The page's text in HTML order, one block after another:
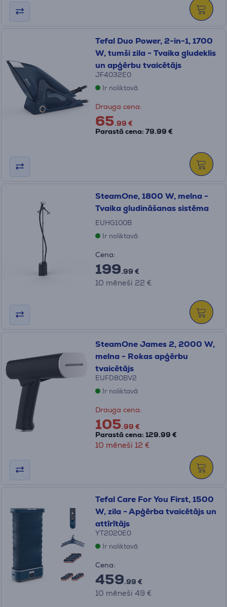
Tefal Duo Power, 2-in-1, 1700
W, tumši zila - Tvaika gludeklis
un apģērbu tvaicētājs
JF4032E0
Ir noliktavā
Drauga cena:
65.99 €
Parastā cena: 79.99 €
SteamOne, 1800 W, melna -
Tvaika gludināšanas sistēma
EUHG100B
Ir noliktavā
Cena:
199.99 €
10 mēneši 22 €
SteamOne James 2, 2000 W,
melna - Rokas apģērbu
tvaicētājs
EUFD80BV2
Ir noliktavā
Drauga cena:
105.99 €
Parastā cena: 129.99 €
10 mēneši 12 €
Tefal Care For You First, 1500
W, zila - Apģērba tvaicētājs un
attīrītājs
YT2020E0
Ir noliktavā
Cena:
459.99 €
10 mēneši 49 €